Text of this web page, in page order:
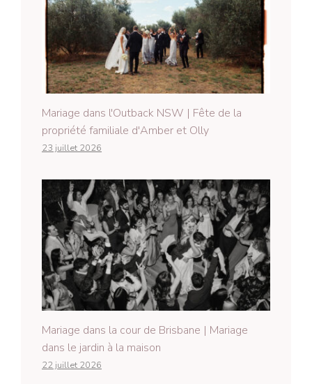
Mariage dans l'Outback NSW | Fête de la
propriété familiale d'Amber et Olly
23 juillet 2026
Mariage dans la cour de Brisbane | Mariage
dans le jardin à la maison
22 juillet 2026